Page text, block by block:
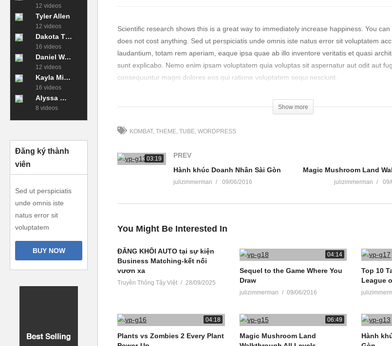
12 videos
Tyler Allen
12 videos
Dakota Thomas
16 videos
Daniel Walker
12 videos
Kayla Miller
16 videos
Alyssa Moore
8 videos
Đăng ký thành
viên
Sed ut perspiciatis
unde omnis iste
natus error sit
voluptatem
BUY NOW
Scientific research shows this is a great way to immediately increase happiness. You
does not cost anything. Sed ut perspiciatis unde omnis iste natus error sit voluptatem
laudantium, totam rem aperiam, eaque ipsa quae ab illo inventore veritatis et quasi
sunt explicabo. Nemo enim ipsam voluptatem quia voluptas sit aspernatur aut odit aut
consequuntur magni dolores eos qui ratione voluptatem sequi nesciunt.
Neque porro quisquam est, qui dolorem ipsum quia dolor sit amet, consectetur, adipisci
numquam eius modi tempora incidunt ut labore et dolore magnam aliquam quaerat
minima veniam, quis nostrum exercitationem ullam corporis suscipit laboriosam, nisi ut
and quick tips to use them to put a smile on your face.
(Visited 279 times, 1 visits today)
Show more
KOMBAT THEME TUBE WORDPRESS
03:19
PREV
Hành khúc Doanh Nhân Sài Gòn
julizimmerman 09/06/2016 julizimmerman
You Might Be Interested In
ĐĂNG KHÔI AUTO tại sự kiện
Business Matching-kết nối
vươn xa
Truyền Thông Tây Việt 28/09/2025
04:14
Sequel to the Game Where You
Draw
julizimmerman 09/06/2016
Top 10
League
04:18
Plants vs Zombies 2 Every Plant
06:49
Magic Mushroom Land
Hành